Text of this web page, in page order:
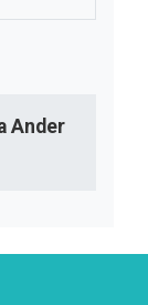
Ander